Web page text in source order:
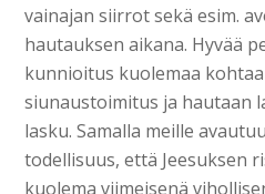
vainajan siirrot sekä esim.
hautauksen aikana. Hyvää
kunnioitus kuolemaa
siunaustoimitus ja hautaan
lasku. Samalla meille
todellisuus, että Jeesuksen
kuolema viimeisenä